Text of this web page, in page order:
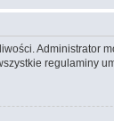
Administrator
regulaminy